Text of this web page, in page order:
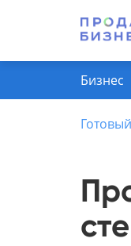
Бизнес